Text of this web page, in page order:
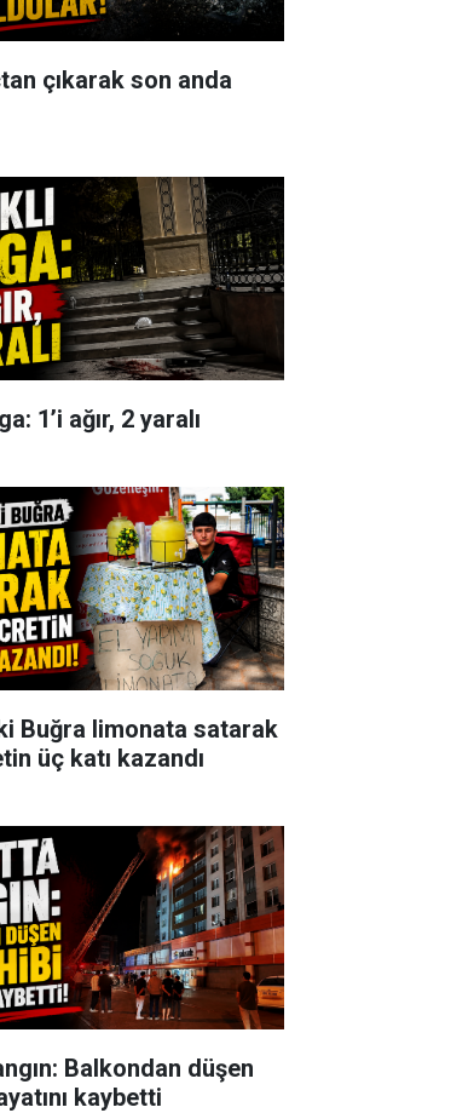
çıkarak son anda
1’i ağır, 2 yaralı
Buğra limonata satarak
üç katı kazandı
Balkondan düşen
kaybetti